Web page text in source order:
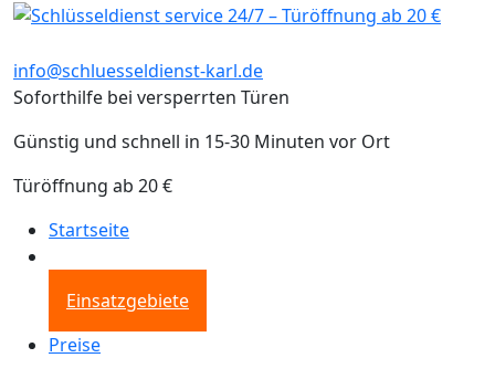
info@schluesseldienst-karl.de
Soforthilfe bei versperrten Türen
Günstig und schnell in 15-30 Minuten vor Ort
Türöffnung ab 20 €
Startseite
Einsatzgebiete
Preise